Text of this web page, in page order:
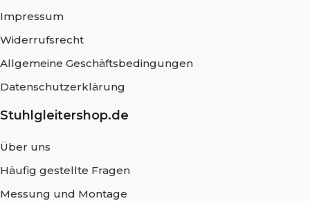
Impressum
Widerrufsrecht
Allgemeine Geschäftsbedingungen
Datenschutzerklärung
Stuhlgleitershop.de
Über uns
Häufig gestellte Fragen
Messung und Montage